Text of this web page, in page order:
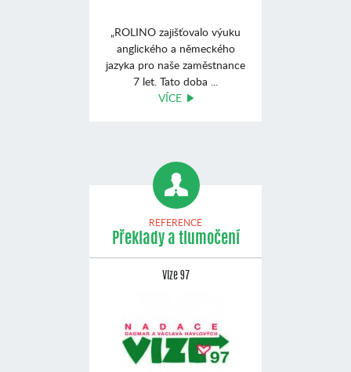
„ROLINO zajišťovalo výuku
anglického a německého
jazyka pro naše zaměstnance
7 let. Tato doba ...
VÍCE
REFERENCE
Překlady a tlumočení
Vize 97